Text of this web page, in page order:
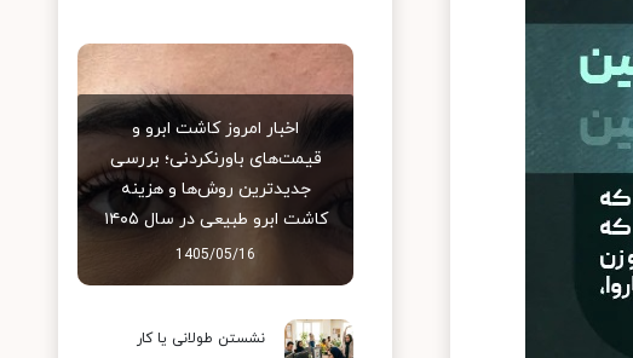
اخبار امروز کاشت ابرو و
قیمت‌های باورنکردنی؛ بررسی
جدیدترین روش‌ها و هزینه
کاشت ابرو طبیعی در سال ۱۴۰۵
1405/05/16
نشستن طولانی یا کار